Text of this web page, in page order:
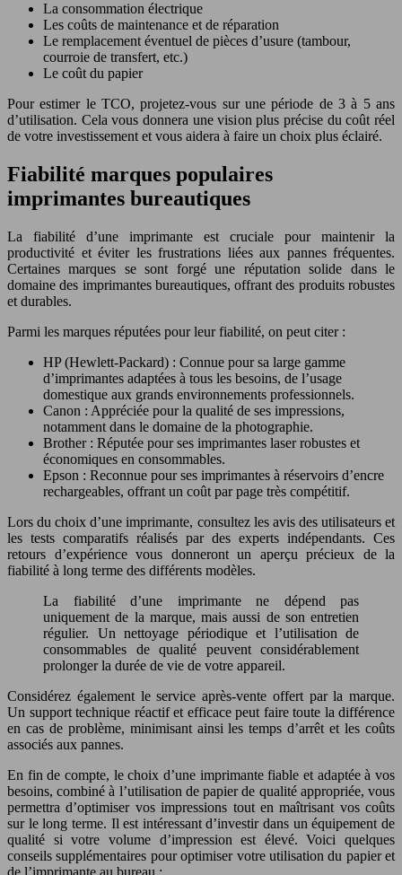
La consommation électrique
Les coûts de maintenance et de réparation
Le remplacement éventuel de pièces d’usure (tambour,
courroie de transfert, etc.)
Le coût du papier
Pour estimer le TCO, projetez-vous sur une période de 3 à 5 ans
d’utilisation. Cela vous donnera une vision plus précise du coût réel
de votre investissement et vous aidera à faire un choix plus éclairé.
Fiabilité marques populaires
imprimantes bureautiques
La fiabilité d’une imprimante est cruciale pour maintenir la
productivité et éviter les frustrations liées aux pannes fréquentes.
Certaines marques se sont forgé une réputation solide dans le
domaine des imprimantes bureautiques, offrant des produits robustes
et durables.
Parmi les marques réputées pour leur fiabilité, on peut citer :
HP (Hewlett-Packard) : Connue pour sa large gamme
d’imprimantes adaptées à tous les besoins, de l’usage
domestique aux grands environnements professionnels.
Canon : Appréciée pour la qualité de ses impressions,
notamment dans le domaine de la photographie.
Brother : Réputée pour ses imprimantes laser robustes et
économiques en consommables.
Epson : Reconnue pour ses imprimantes à réservoirs d’encre
rechargeables, offrant un coût par page très compétitif.
Lors du choix d’une imprimante, consultez les avis des utilisateurs et
les tests comparatifs réalisés par des experts indépendants. Ces
retours d’expérience vous donneront un aperçu précieux de la
fiabilité à long terme des différents modèles.
La fiabilité d’une imprimante ne dépend pas
uniquement de la marque, mais aussi de son entretien
régulier. Un nettoyage périodique et l’utilisation de
consommables de qualité peuvent considérablement
prolonger la durée de vie de votre appareil.
Considérez également le service après-vente offert par la marque.
Un support technique réactif et efficace peut faire toute la différence
en cas de problème, minimisant ainsi les temps d’arrêt et les coûts
associés aux pannes.
En fin de compte, le choix d’une imprimante fiable et adaptée à vos
besoins, combiné à l’utilisation de papier de qualité appropriée, vous
permettra d’optimiser vos impressions tout en maîtrisant vos coûts
sur le long terme. Il est intéressant d’investir dans un équipement de
qualité si votre volume d’impression est élevé. Voici quelques
conseils supplémentaires pour optimiser votre utilisation du papier et
de l’imprimante au bureau :